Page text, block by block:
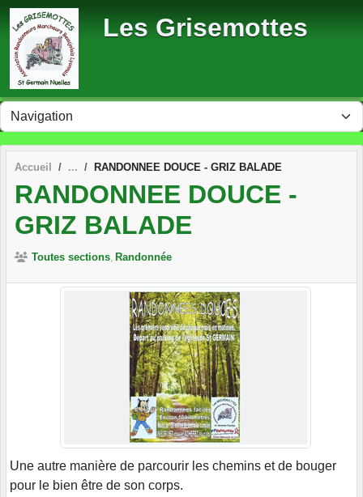
Les Grisemottes
Accueil RANDONNEE DOUCE - GRIZ BALADE
RANDONNEE DOUCE -
GRIZ BALADE
Toutes sections Randonnée
Une autre manière de parcourir les chemins et de bouger
pour le bien être de son corps.
Panneau de gestion des cookies